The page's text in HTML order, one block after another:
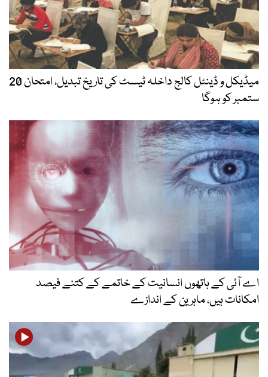
میڈیکل و ڈینٹل کالج داخلہ ٹیسٹ کی تاریخ تبدیل، امتحان 20
ستمبر کو ہوگا
اے آئی کے ہاتھوں انسانیت کے خاتمے کے کتنے فیصد
امکانات ہیں، ماہرین کے اندازے